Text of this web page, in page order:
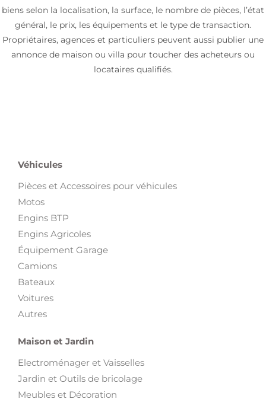
biens selon la localisation, la surface, le nombre de pièces, l’état
général, le prix, les équipements et le type de transaction.
Propriétaires, agences et particuliers peuvent aussi publier une
annonce de maison ou villa pour toucher des acheteurs ou
locataires qualifiés.
Véhicules
Pièces et Accessoires pour véhicules
Motos
Engins BTP
Engins Agricoles
Équipement Garage
Camions
Bateaux
Voitures
Autres
Maison et Jardin
Electroménager et Vaisselles
Jardin et Outils de bricolage
Meubles et Décoration